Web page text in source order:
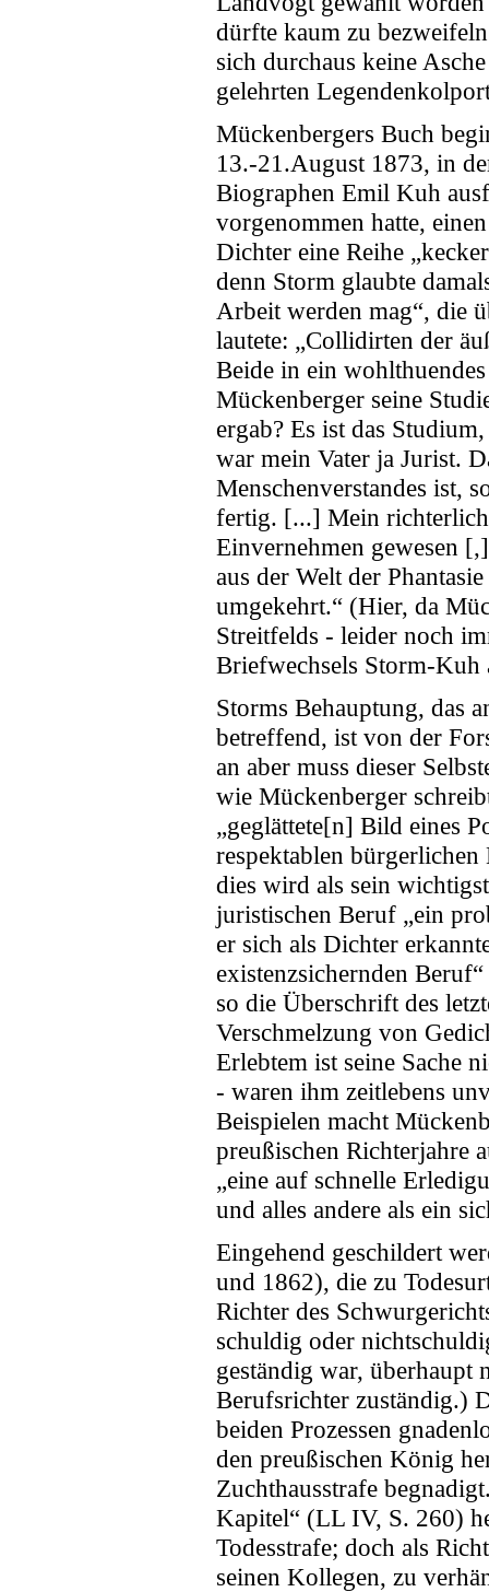
dürfte kaum zu
sich durchaus keine
gelehrten
Mückenbergers Buch
13.-21.August 1873, in
Biographen Emil Kuh
vorgenommen hatte,
Dichter eine Reihe
denn Storm glaubte
Arbeit werden mag“, die
lautete: „Collidirten der
Beide in ein
Mückenberger seine
ergab? Es ist das
war mein Vater ja Jurist.
Menschenverstandes ist,
fertig. [...] Mein
Einvernehmen gewesen
aus der Welt der
umgekehrt.“ (Hier, da
Streitfelds - leider noch
Briefwechsels Storm-Kuh
Storms Behauptung, das
betreffend, ist von der
an aber muss dieser
wie Mückenberger
„geglättete[n] Bild eines
respektablen
dies wird als sein
juristischen Beruf „ein
er sich als Dichter
existenzsichernden
so die Überschrift des
Verschmelzung von
Erlebtem ist seine Sache
- waren ihm zeitlebens
Beispielen macht
preußischen Richterjahre
„eine auf schnelle
und alles andere als ein
Eingehend geschildert
und 1862), die zu
Richter des
schuldig oder
geständig war, überhaupt
Berufsrichter zuständig.)
beiden Prozessen
den preußischen König
Zuchthausstrafe
Kapitel“ (LL IV, S. 260)
Todesstrafe; doch als
seinen Kollegen, zu